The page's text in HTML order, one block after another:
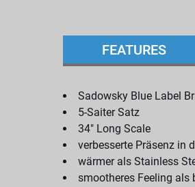
FEATURES
Sadowsky Blue Label
5-Saiter Satz
34" Long Scale
verbesserte Präsenz in
wärmer als Stainless
smootheres Feeling als